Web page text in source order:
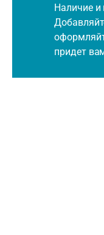
Наличие и
придет